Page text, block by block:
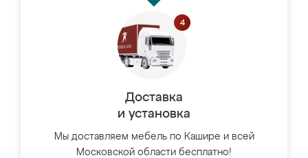
Доставка
и установка
Мы доставляем мебель по Кашире и всей
Московской области бесплатно!